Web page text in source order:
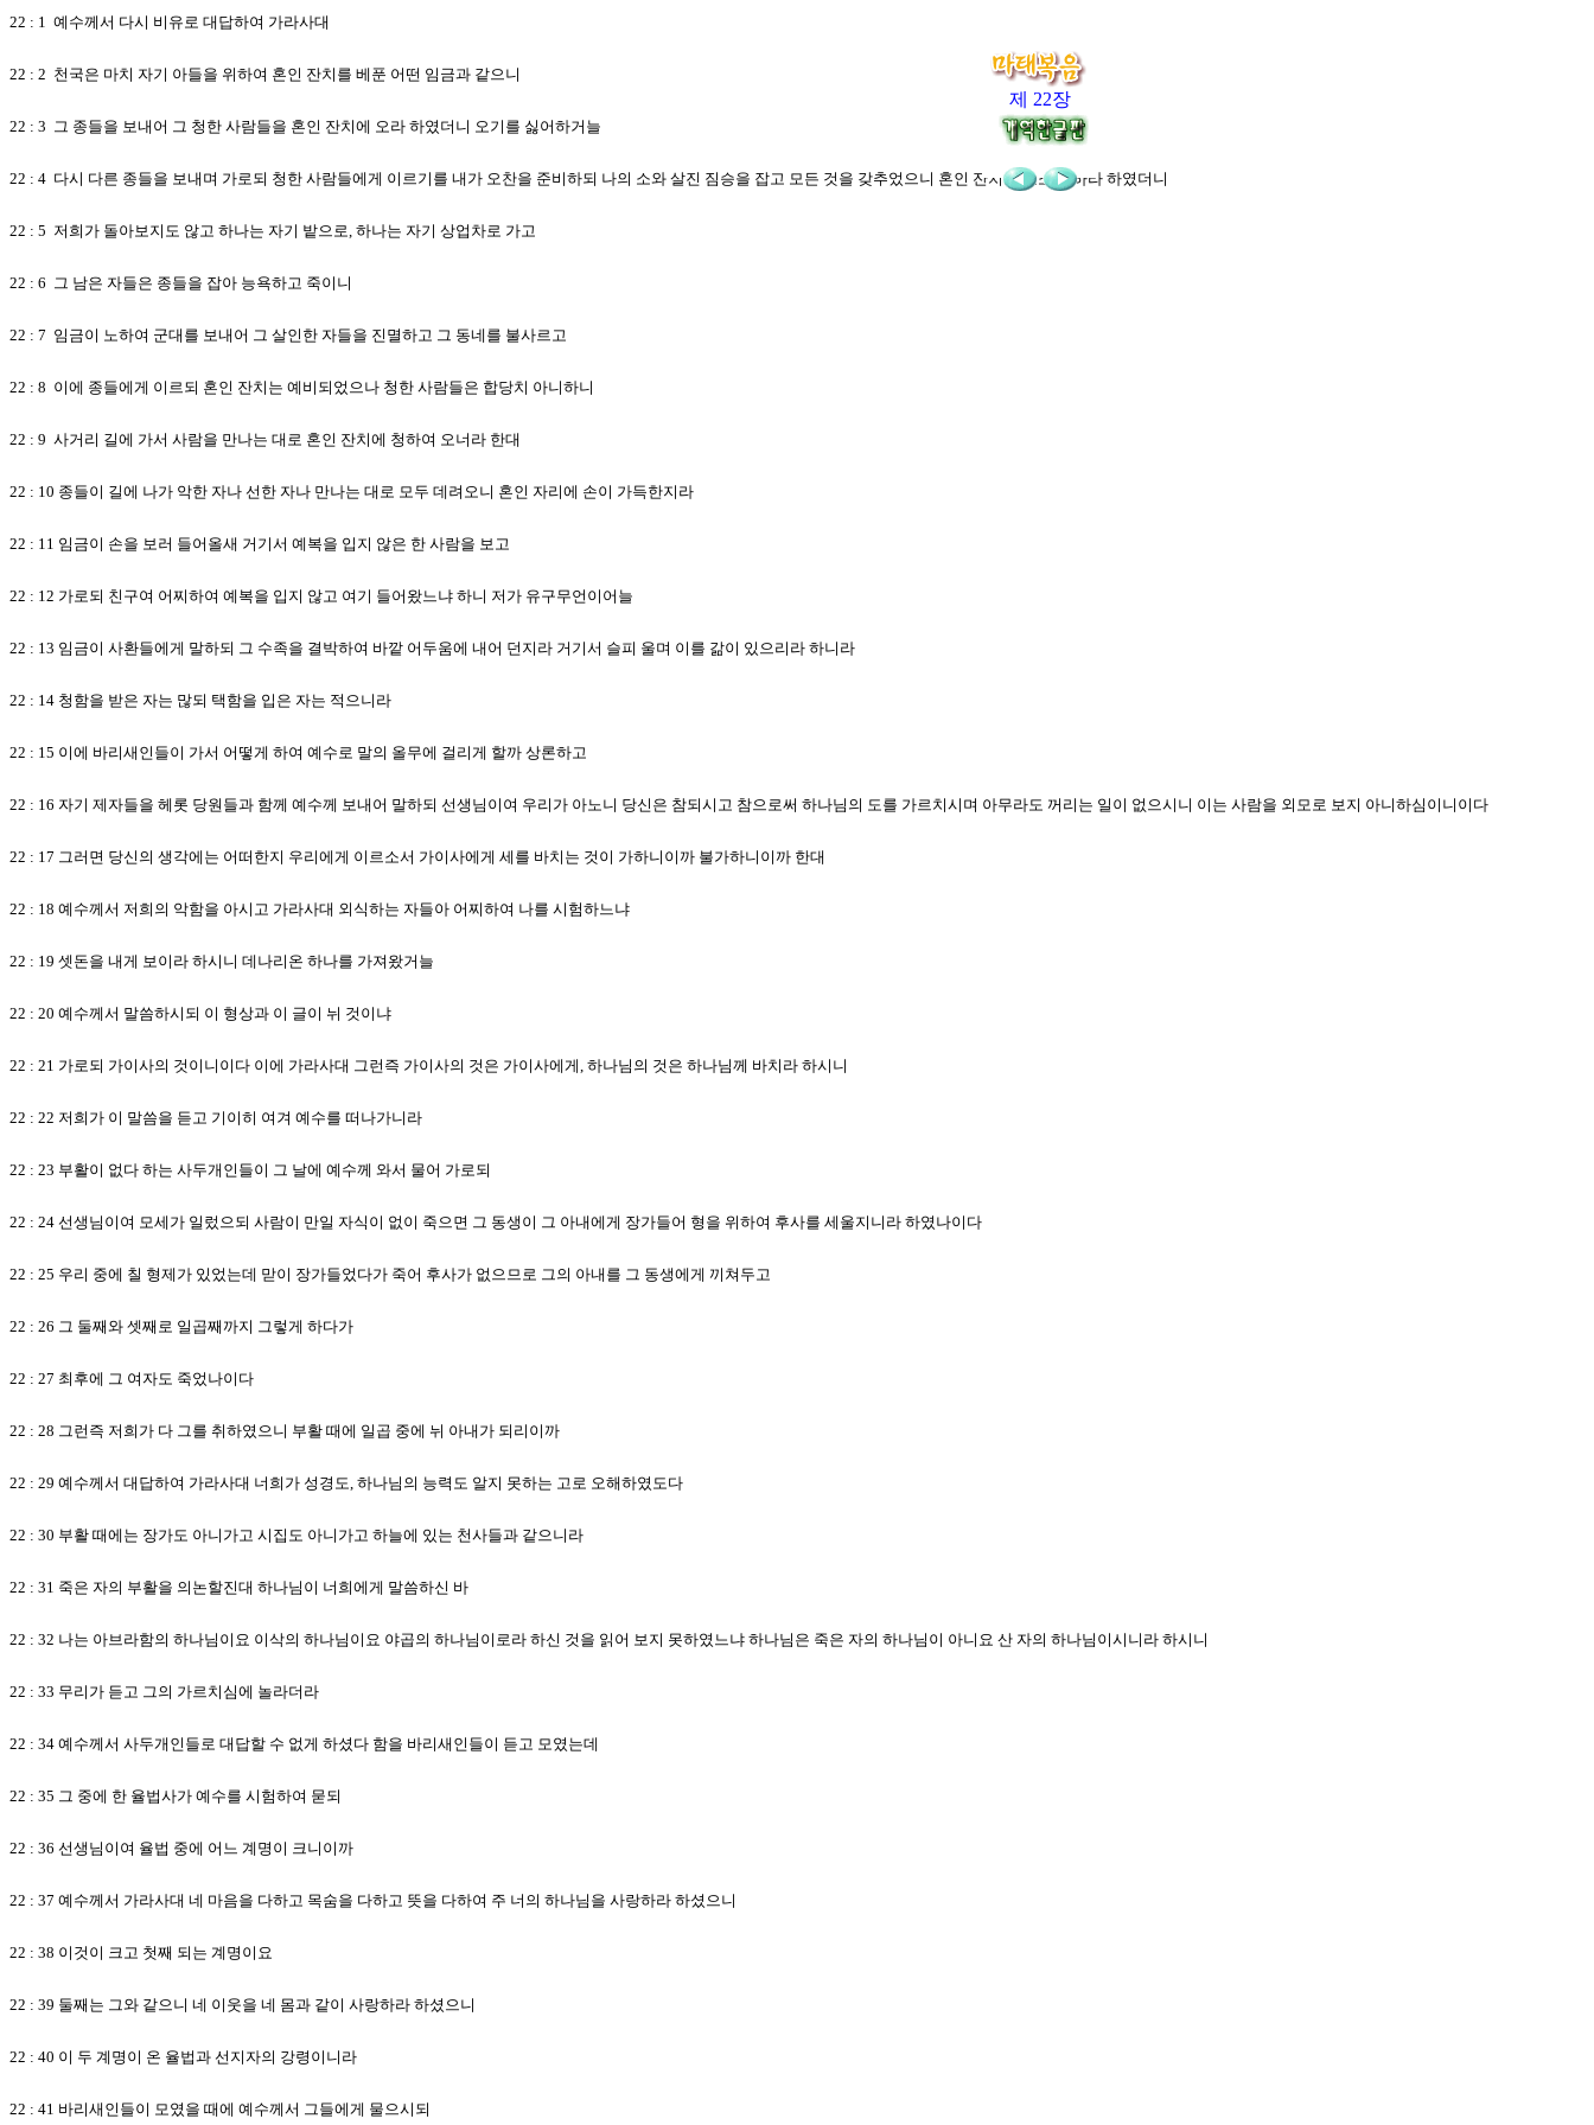
제 22장
22 : 1 예수께서 다시 비유로 대답하여 가라사대
22 : 2 천국은 마치 자기 아들을 위하여 혼인 잔치를 베푼 어떤 임금과 같으니
22 : 3 그 종들을 보내어 그 청한 사람들을 혼인 잔치에 오라 하였더니 오기를 싫어하거늘
22 : 4 다시 다른 종들을 보내며 가로되 청한 사람들에게 이르기를 내가 오찬을 준비하되 나의 소와 살진 짐승을 잡고 모든 것을 갖추었으니 혼인 잔치에 오소서 하라 하였더니
22 : 5 저희가 돌아보지도 않고 하나는 자기 밭으로, 하나는 자기 상업차로 가고
22 : 6 그 남은 자들은 종들을 잡아 능욕하고 죽이니
22 : 7 임금이 노하여 군대를 보내어 그 살인한 자들을 진멸하고 그 동네를 불사르고
22 : 8 이에 종들에게 이르되 혼인 잔치는 예비되었으나 청한 사람들은 합당치 아니하니
22 : 9 사거리 길에 가서 사람을 만나는 대로 혼인 잔치에 청하여 오너라 한대
22 : 10 종들이 길에 나가 악한 자나 선한 자나 만나는 대로 모두 데려오니 혼인 자리에 손이 가득한지라
22 : 11 임금이 손을 보러 들어올새 거기서 예복을 입지 않은 한 사람을 보고
22 : 12 가로되 친구여 어찌하여 예복을 입지 않고 여기 들어왔느냐 하니 저가 유구무언이어늘
22 : 13 임금이 사환들에게 말하되 그 수족을 결박하여 바깥 어두움에 내어 던지라 거기서 슬피 울며 이를 갊이 있으리라 하니라
22 : 14 청함을 받은 자는 많되 택함을 입은 자는 적으니라
22 : 15 이에 바리새인들이 가서 어떻게 하여 예수로 말의 올무에 걸리게 할까 상론하고
22 : 16 자기 제자들을 헤롯 당원들과 함께 예수께 보내어 말하되 선생님이여 우리가 아노니 당신은 참되시고 참으로써 하나님의 도를 가르치시며 아무라도 꺼리는 일이 없으시니 이는 사람을 외모로 보지 아니하심이니이다
22 : 17 그러면 당신의 생각에는 어떠한지 우리에게 이르소서 가이사에게 세를 바치는 것이 가하니이까 불가하니이까 한대
22 : 18 예수께서 저희의 악함을 아시고 가라사대 외식하는 자들아 어찌하여 나를 시험하느냐
22 : 19 셋돈을 내게 보이라 하시니 데나리온 하나를 가져왔거늘
22 : 20 예수께서 말씀하시되 이 형상과 이 글이 뉘 것이냐
22 : 21 가로되 가이사의 것이니이다 이에 가라사대 그런즉 가이사의 것은 가이사에게, 하나님의 것은 하나님께 바치라 하시니
22 : 22 저희가 이 말씀을 듣고 기이히 여겨 예수를 떠나가니라
22 : 23 부활이 없다 하는 사두개인들이 그 날에 예수께 와서 물어 가로되
22 : 24 선생님이여 모세가 일렀으되 사람이 만일 자식이 없이 죽으면 그 동생이 그 아내에게 장가들어 형을 위하여 후사를 세울지니라 하였나이다
22 : 25 우리 중에 칠 형제가 있었는데 맏이 장가들었다가 죽어 후사가 없으므로 그의 아내를 그 동생에게 끼쳐두고
22 : 26 그 둘째와 셋째로 일곱째까지 그렇게 하다가
22 : 27 최후에 그 여자도 죽었나이다
22 : 28 그런즉 저희가 다 그를 취하였으니 부활 때에 일곱 중에 뉘 아내가 되리이까
22 : 29 예수께서 대답하여 가라사대 너희가 성경도, 하나님의 능력도 알지 못하는 고로 오해하였도다
22 : 30 부활 때에는 장가도 아니가고 시집도 아니가고 하늘에 있는 천사들과 같으니라
22 : 31 죽은 자의 부활을 의논할진대 하나님이 너희에게 말씀하신 바
22 : 32 나는 아브라함의 하나님이요 이삭의 하나님이요 야곱의 하나님이로라 하신 것을 읽어 보지 못하였느냐 하나님은 죽은 자의 하나님이 아니요 산 자의 하나님이시니라 하시니
22 : 33 무리가 듣고 그의 가르치심에 놀라더라
22 : 34 예수께서 사두개인들로 대답할 수 없게 하셨다 함을 바리새인들이 듣고 모였는데
22 : 35 그 중에 한 율법사가 예수를 시험하여 묻되
22 : 36 선생님이여 율법 중에 어느 계명이 크니이까
22 : 37 예수께서 가라사대 네 마음을 다하고 목숨을 다하고 뜻을 다하여 주 너의 하나님을 사랑하라 하셨으니
22 : 38 이것이 크고 첫째 되는 계명이요
22 : 39 둘째는 그와 같으니 네 이웃을 네 몸과 같이 사랑하라 하셨으니
22 : 40 이 두 계명이 온 율법과 선지자의 강령이니라
22 : 41 바리새인들이 모였을 때에 예수께서 그들에게 물으시되